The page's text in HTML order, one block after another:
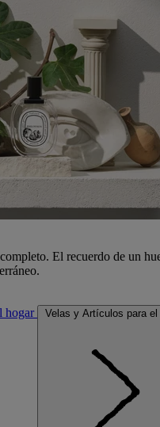
El recuerdo de un
hogar
Velas y Artículos para el